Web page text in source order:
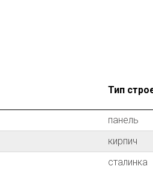
Тип
панель
кирпич
сталинка